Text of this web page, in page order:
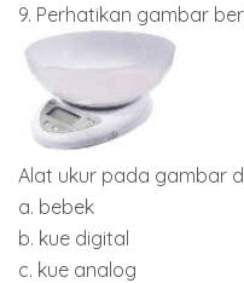
9. Perhatikan gambar
Alat ukur pada gambar
a. bebek
b. kue digital
c. kue analog